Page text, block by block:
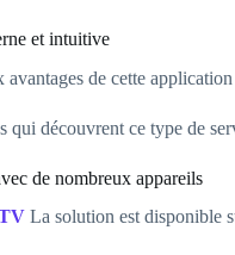
et intuitive
avantages de cette
qui découvrent ce type de
de nombreux appareils
La solution est disponible